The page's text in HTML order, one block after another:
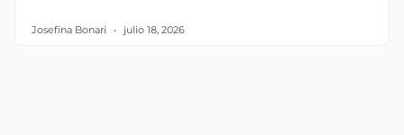
Josefina Bonari julio 18, 2026